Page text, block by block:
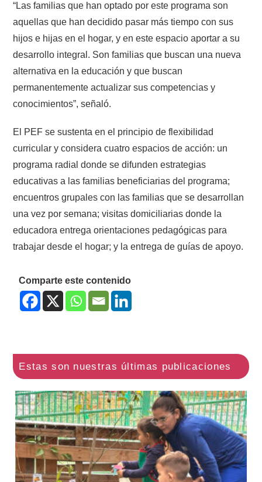
“Las familias que han optado por este programa son
aquellas que han decidido pasar más tiempo con sus
hijos e hijas en el hogar, y en este espacio aportar a su
desarrollo integral. Son familias que buscan una nueva
alternativa en la educación y que buscan
permanentemente actualizar sus competencias y
conocimientos”, señaló.
El PEF se sustenta en el principio de flexibilidad
curricular y considera cuatro espacios de acción: un
programa radial donde se difunden estrategias
educativas a las familias beneficiarias del programa;
encuentros grupales con las familias que se desarrollan
una vez por semana; visitas domiciliarias donde la
educadora entrega orientaciones pedagógicas para
trabajar desde el hogar; y la entrega de guías de apoyo.
Comparte este contenido